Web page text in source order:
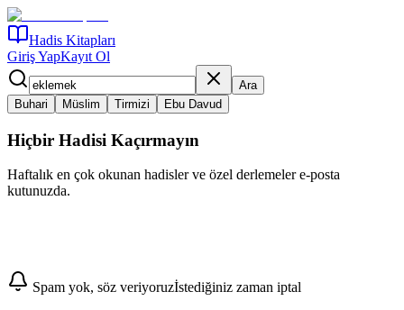
Hadis Kitapları
Giriş YapKayıt Ol
Ara
Buhari
Müslim Tirmizi Ebu Davud
Hiçbir Hadisi Kaçırmayın
Haftalık en çok okunan hadisler ve özel derlemeler e-posta
kutunuzda.
Abone Ol
Spam yok, söz veriyoruzİstediğiniz zaman iptal